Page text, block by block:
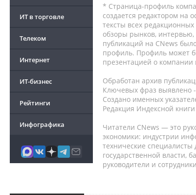
ИТ в торговле
Телеком
Интернет
ИТ-бизнес
Рейтинги
Инфографика
* Страница-профиль
создается редактором на
тексты всех редакционных
обзоры рынков, интервью,
публикаций на CNews
профиль. Профиль может
презентацией о компании
Обработан архив
Ключевых фраз выявлено
Создано именных
Редакция Индексной
Читатели CNews — это
экономики: индустрии
технические
государственной власти,
руководители и